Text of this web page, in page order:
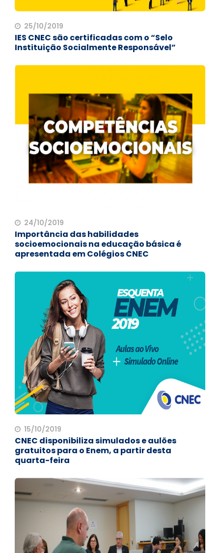
25/10/2019
IES CNEC são certificadas com o “Selo
Instituição Socialmente Responsável”
24/10/2019
Importância das habilidades
socioemocionais na educação básica é
apresentada em Colégios CNEC
15/10/2019
CNEC disponibiliza simulados e aulões
gratuitos para o Enem, a partir desta
quarta-feira